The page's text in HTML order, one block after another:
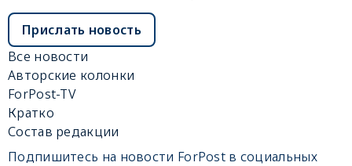
Прислать новость
Все новости
Авторские колонки
ForPost-TV
Кратко
Состав редакции
Подпишитесь на новости ForPost в социальных